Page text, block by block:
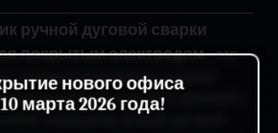
нового офиса
марта 2026 года!
ручной дуговой сварки
покрытым электродом- это
который занимается сваркой
конструкций и деталей с